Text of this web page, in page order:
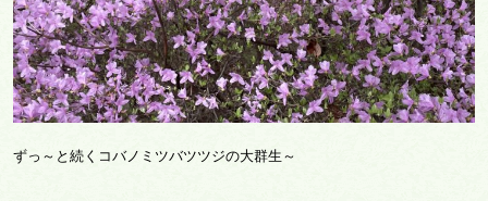
ずっ～と続くコバノミツバツツジの大群生～